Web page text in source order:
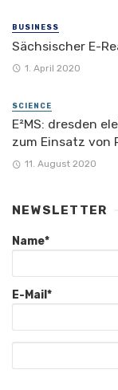
BUSINESS
Sächsischer E-
1. April 2020
SCIENCE
E²MS: dresden
zum Einsatz von
11. August 2020
NEWSLETTER
Name*
E-Mail*